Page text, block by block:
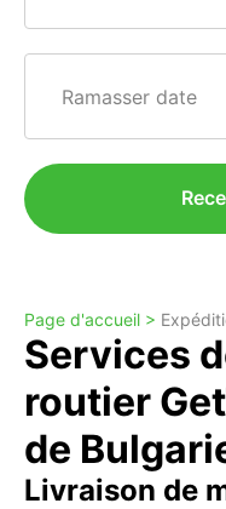
Ramasser date
Page d'accueil >
Services
routier
de
Livraison de